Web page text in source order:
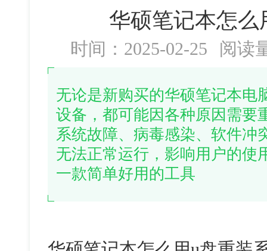
华硕笔记本怎么
时间：2025-02-25 阅读
无论是新购买的华硕笔记本电
设备，都可能因各种原因需要
系统故障、病毒感染、软件冲
无法正常运行，影响用户的使
一款简单好用的工具